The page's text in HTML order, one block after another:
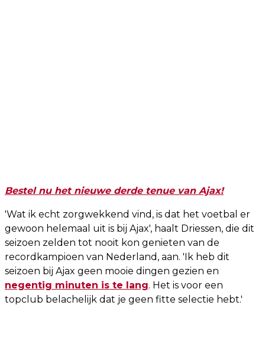
Bestel nu het nieuwe derde tenue van Ajax!
'Wat ik echt zorgwekkend vind, is dat het voetbal er
gewoon helemaal uit is bij Ajax', haalt Driessen, die dit
seizoen zelden tot nooit kon genieten van de
recordkampioen van Nederland, aan. 'Ik heb dit
seizoen bij Ajax geen mooie dingen gezien en
negentig minuten is te lang. Het is voor een
topclub belachelijk dat je geen fitte selectie hebt.'